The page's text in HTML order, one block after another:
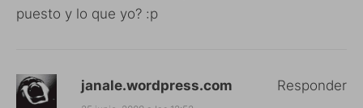
puesto y lo que yo? :p
janale.wordpress.com Responder